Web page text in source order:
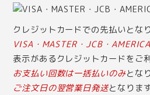
クレジットカードでの先払いとな
VISA・MASTER・JCB・
表示があるクレジットカードをご
お支払い回数は一括払いのみとな
ご注文日の翌営業日発送となります